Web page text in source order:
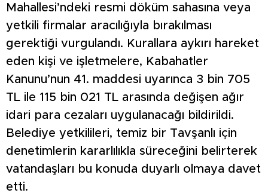
Mahallesi’ndeki resmi döküm sahasına veya
yetkili firmalar aracılığıyla bırakılması
gerektiği vurgulandı. Kurallara aykırı hareket
eden kişi ve işletmelere, Kabahatler
Kanunu’nun 41. maddesi uyarınca 3 bin 705
TL ile 115 bin 021 TL arasında değişen ağır
idari para cezaları uygulanacağı bildirildi.
Belediye yetkilileri, temiz bir Tavşanlı için
denetimlerin kararlılıkla süreceğini belirterek
vatandaşları bu konuda duyarlı olmaya davet
etti.